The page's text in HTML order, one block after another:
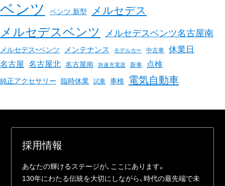
ベンツ ベンツ 新型 メルセデス
メルセデスベンツ メルセデスベンツ名古屋南
メルセデス・ベンツ メンテナンス モデルカー 中古車 休業日
名古屋 名古屋北 名古屋南 急速充電器 新車 点検
純正アクセサリー 臨時休業 試乗 車検 電気自動車
採⽤情報
あなたの輝けるステージが、ここにあります。
130年にわたる伝統を⼤切にしながら、時代の最先端で未